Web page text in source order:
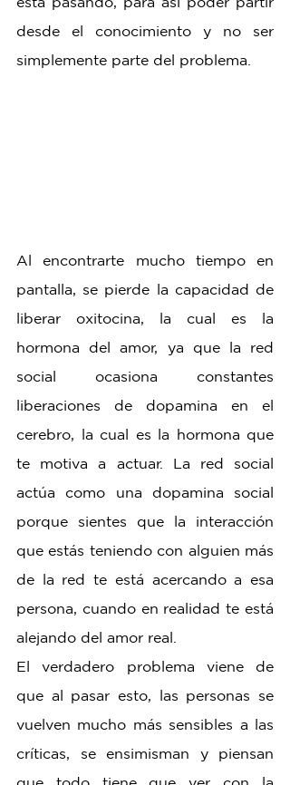
desde el conocimiento y no ser
simplemente parte del problema.
Al encontrarte mucho tiempo en
pantalla, se pierde la capacidad de
liberar oxitocina, la cual es la
hormona del amor, ya que la red
social ocasiona constantes
liberaciones de dopamina en el
cerebro, la cual es la hormona que
te motiva a actuar. La red social
actúa como una dopamina social
porque sientes que la interacción
que estás teniendo con alguien más
de la red te está acercando a esa
persona, cuando en realidad te está
alejando del amor real.
El verdadero problema viene de
que al pasar esto, las personas se
vuelven mucho más sensibles a las
críticas, se ensimisman y piensan